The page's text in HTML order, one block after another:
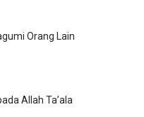
Orang Lain
Allah Ta’ala